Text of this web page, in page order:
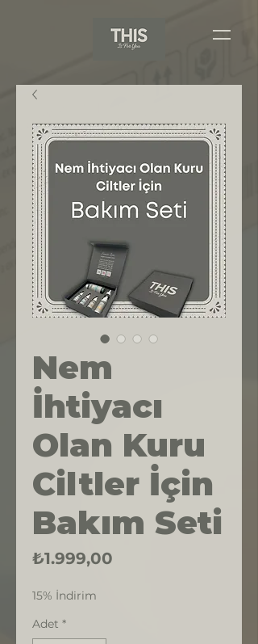
Nem
İhtiyacı
Olan Kuru
Ciltler İçin
Bakım Seti
₺1.999,00
15% İndirim
Adet *